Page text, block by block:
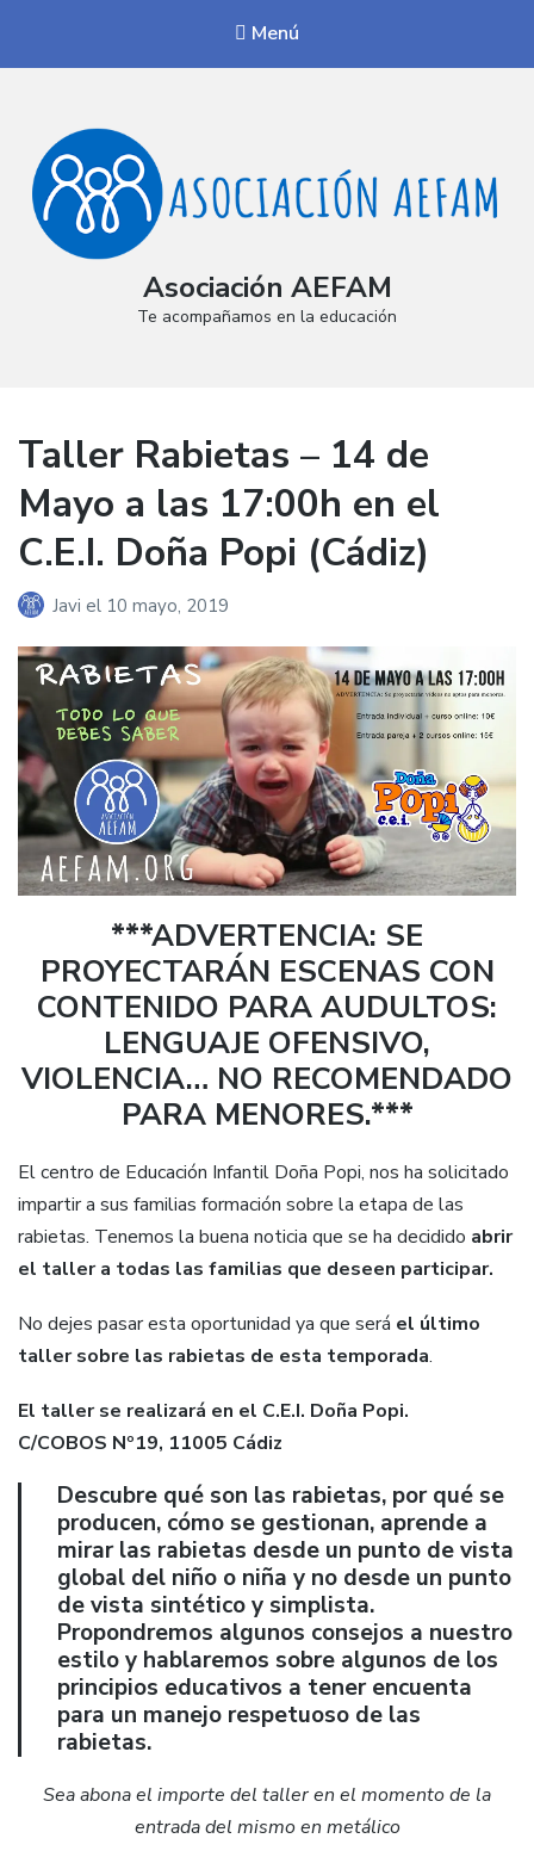
Menú
Asociación AEFAM
Te acompañamos en la educación
Taller Rabietas – 14 de
Mayo a las 17:00h en el
C.E.I. Doña Popi (Cádiz)
Javi el 10 mayo, 2019
***ADVERTENCIA: SE
PROYECTARÁN ESCENAS CON
CONTENIDO PARA AUDULTOS:
LENGUAJE OFENSIVO,
VIOLENCIA… NO RECOMENDADO
PARA MENORES.***
El centro de Educación Infantil Doña Popi, nos ha solicitado
impartir a sus familias formación sobre la etapa de las
rabietas. Tenemos la buena noticia que se ha decidido abrir
el taller a todas las familias que deseen participar.
No dejes pasar esta oportunidad ya que será el último
taller sobre las rabietas de esta temporada.
El taller se realizará en el C.E.I. Doña Popi.
C/COBOS Nº19, 11005 Cádiz
Descubre qué son las rabietas, por qué se
producen, cómo se gestionan, aprende a
mirar las rabietas desde un punto de vista
global del niño o niña y no desde un punto
de vista sintético y simplista.
Propondremos algunos consejos a nuestro
estilo y hablaremos sobre algunos de los
principios educativos a tener encuenta
para un manejo respetuoso de las
rabietas.
Sea abona el importe del taller en el momento de la
entrada del mismo en metálico